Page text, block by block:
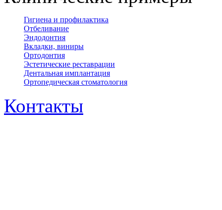
Гигиена и профилактика
Отбеливание
Эндодонтия
Вкладки, виниры
Ортодонтия
Эстетические реставрации
Дентальная имплантация
Ортопедическая cтоматология
Контакты